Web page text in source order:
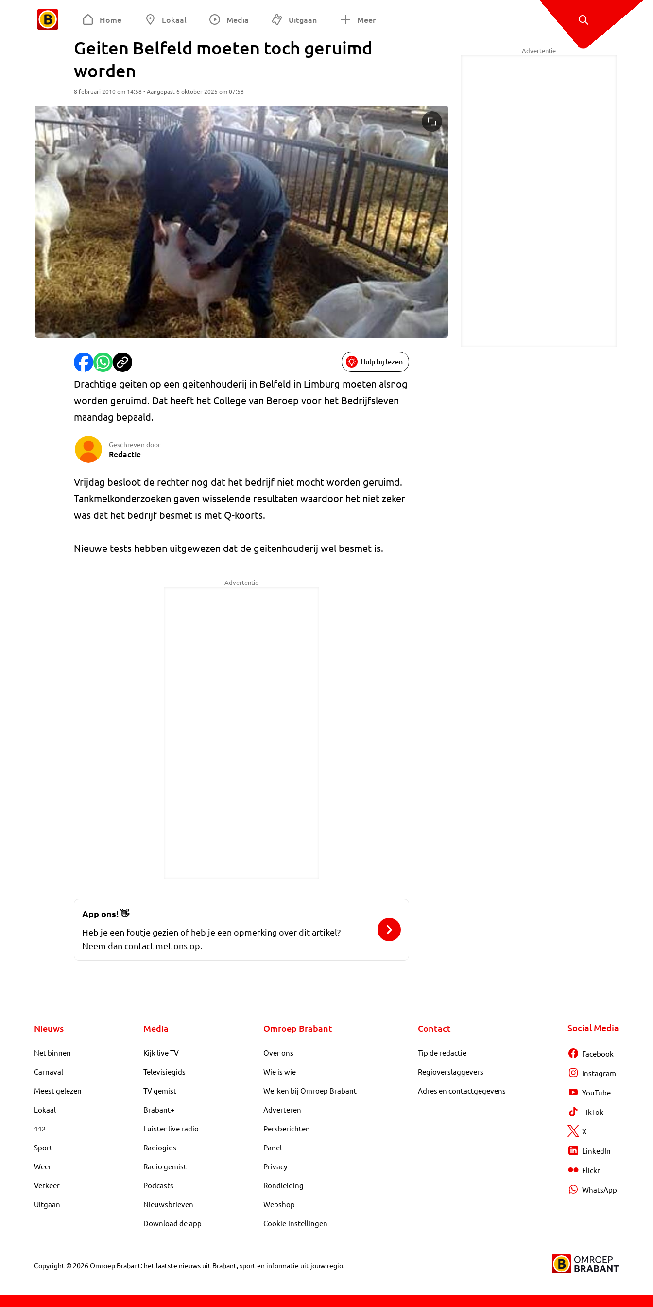
Home Lokaal Media Uitgaan Meer
Geiten Belfeld moeten toch geruimd
worden
8 februari 2010 om 14:58 • Aangepast 6 oktober 2025 om 07:58
Hulp bij lezen
Drachtige geiten op een geitenhouderij in Belfeld in Limburg moeten alsnog
worden geruimd. Dat heeft het College van Beroep voor het Bedrijfsleven
maandag bepaald.
Geschreven door
Redactie
Vrijdag besloot de rechter nog dat het bedrijf niet mocht worden geruimd.
Tankmelkonderzoeken gaven wisselende resultaten waardoor het niet zeker
was dat het bedrijf besmet is met Q-koorts.
Nieuwe tests hebben uitgewezen dat de geitenhouderij wel besmet is.
Advertentie
Advertentie
App ons!👋
Heb je een foutje gezien of heb je een opmerking over dit artikel?
Neem dan contact met ons op.
Nieuws
Net binnen
Carnaval
Meest gelezen
Lokaal
112
Sport
Weer
Verkeer
Uitgaan
Media
Kijk live TV
Televisiegids
TV gemist
Brabant+
Luister live radio
Radiogids
Radio gemist
Podcasts
Nieuwsbrieven
Download de app
Omroep Brabant
Over ons
Wie is wie
Werken bij Omroep Brabant
Adverteren
Persberichten
Panel
Privacy
Rondleiding
Webshop
Cookie-instellingen
Contact
Tip de redactie
Regioverslaggevers
Adres en contactgegevens
Social Media
Facebook
Instagram
YouTube
TikTok
X
LinkedIn
Flickr
WhatsApp
Copyright © 2026Omroep Brabant: het laatste nieuws uit Brabant, sport en informatie uit jouw regio.